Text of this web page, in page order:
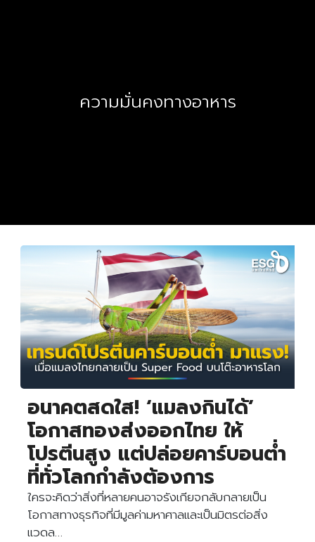
ความมั่นคงทางอาหาร
อนาคตสดใส! ‘แมลงกินได้’
โอกาสทองส่งออกไทย ให้
โปรตีนสูง แต่ปล่อยคาร์บอนต่ำ
ที่ทั่วโลกกำลังต้องการ
ใครจะคิดว่าสิ่งที่หลายคนอาจรังเกียจกลับกลายเป็น
โอกาสทางธุรกิจที่มีมูลค่ามหาศาลและเป็นมิตรต่อสิ่ง
แวดล…